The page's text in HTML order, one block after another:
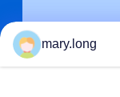
mary.long